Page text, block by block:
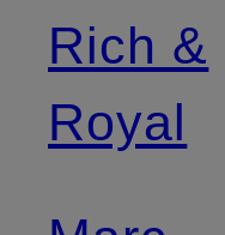
Rich &
Royal